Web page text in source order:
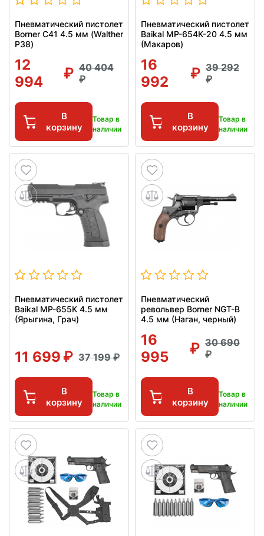
Пневматический пистолет
Borner C41 4.5 мм (Walther
P38)
12
994
40 404
В
корзину
Товар в
наличии
Пневматический пистолет
Baikal МР-654К-20 4.5 мм
(Макаров)
16
992
39 292
В
корзину
Товар в
наличии
Пневматический пистолет
Baikal МР-655К 4.5 мм
(Ярыгина, Грач)
11 699 37 199
В
корзину
Товар в
наличии
Пневматический
револьвер Borner NGT-B
4.5 мм (Наган, черный)
16
995
30 690
В
корзину
Товар в
наличии